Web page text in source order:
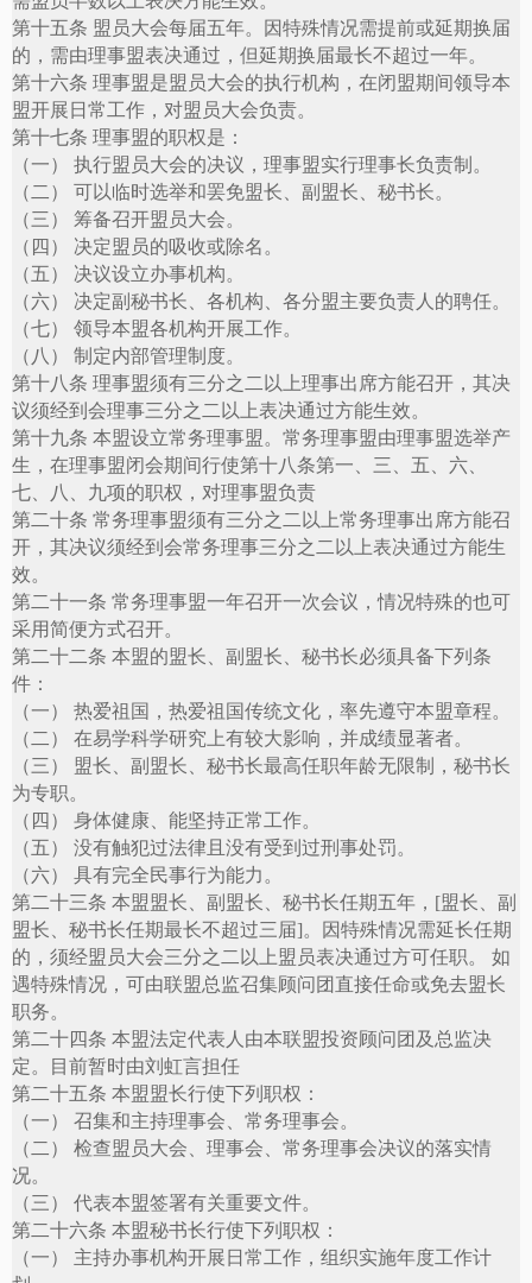
第十五条 盟员大会每届五年。因特殊情况需提前或延期换届
的，需由理事盟表决通过，但延期换届最长不超过一年。
第十六条 理事盟是盟员大会的执行机构，在闭盟期间领导本
盟开展日常工作，对盟员大会负责。
第十七条 理事盟的职权是：
（一） 执行盟员大会的决议，理事盟实行理事长负责制。
（二） 可以临时选举和罢免盟长、副盟长、秘书长。
（三） 筹备召开盟员大会。
（四） 决定盟员的吸收或除名。
（五） 决议设立办事机构。
（六） 决定副秘书长、各机构、各分盟主要负责人的聘任。
（七） 领导本盟各机构开展工作。
（八） 制定内部管理制度。
第十八条 理事盟须有三分之二以上理事出席方能召开，其决
议须经到会理事三分之二以上表决通过方能生效。
第十九条 本盟设立常务理事盟。常务理事盟由理事盟选举产
生，在理事盟闭会期间行使第十八条第一、三、五、六、
七、八、九项的职权，对理事盟负责
第二十条 常务理事盟须有三分之二以上常务理事出席方能召
开，其决议须经到会常务理事三分之二以上表决通过方能生
效。
第二十一条 常务理事盟一年召开一次会议，情况特殊的也可
采用简便方式召开。
第二十二条 本盟的盟长、副盟长、秘书长必须具备下列条
件：
（一） 热爱祖国，热爱祖国传统文化，率先遵守本盟章程。
（二） 在易学科学研究上有较大影响，并成绩显著者。
（三） 盟长、副盟长、秘书长最高任职年龄无限制，秘书长
为专职。
（四） 身体健康、能坚持正常工作。
（五） 没有触犯过法律且没有受到过刑事处罚。
（六） 具有完全民事行为能力。
第二十三条 本盟盟长、副盟长、秘书长任期五年， [盟长、副
盟长、秘书长任期最长不超过三届]。因特殊情况需延长任期
的，须经盟员大会三分之二以上盟员表决通过方可任职。 如
遇特殊情况，可由联盟总监召集顾问团直接任命或免去盟长
职务。
第二十四条 本盟法定代表人由本联盟投资顾问团及总监决
定。目前暂时由刘虹言担任
第二十五条 本盟盟长行使下列职权：
（一） 召集和主持理事会、常务理事会。
（二） 检查盟员大会、理事会、常务理事会决议的落实情
况。
（三） 代表本盟签署有关重要文件。
第二十六条 本盟秘书长行使下列职权：
（一） 主持办事机构开展日常工作，组织实施年度工作计